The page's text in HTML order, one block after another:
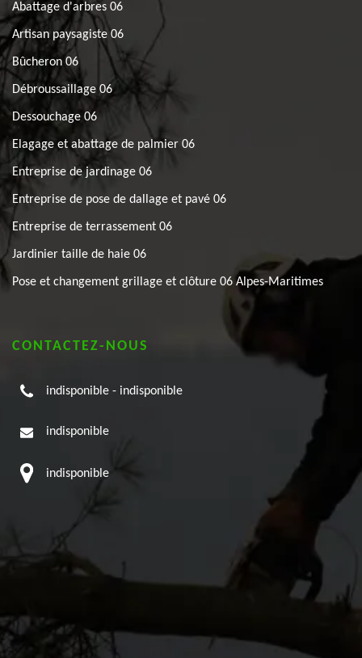
Abattage d'arbres 06
Artisan paysagiste 06
Bûcheron 06
Débroussaillage 06
Dessouchage 06
Elagage et abattage de palmier 06
Entreprise de jardinage 06
Entreprise de pose de dallage et pavé 06
Entreprise de terrassement 06
Jardinier taille de haie 06
Pose et changement grillage et clôture 06 Alpes-Maritimes
CONTACTEZ-NOUS
indisponible - indisponible
indisponible
indisponible